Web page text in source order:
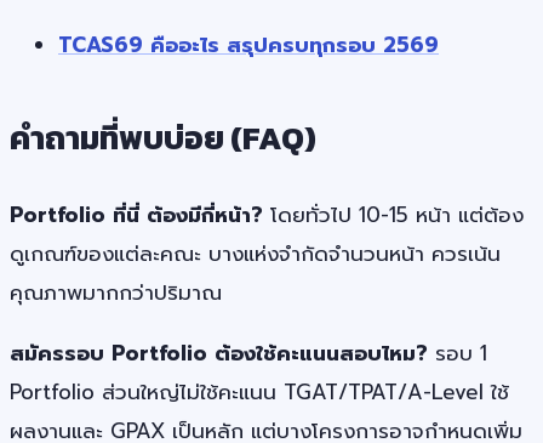
TCAS69 คืออะไร สรุปครบทุกรอบ 2569
คำถามที่พบบ่อย (FAQ)
Portfolio ที่นี่ ต้องมีกี่หน้า? โดยทั่วไป 10-15 หน้า แต่ต้อง
ดูเกณฑ์ของแต่ละคณะ บางแห่งจำกัดจำนวนหน้า ควรเน้น
คุณภาพมากกว่าปริมาณ
สมัครรอบ Portfolio ต้องใช้คะแนนสอบไหม? รอบ 1
Portfolio ส่วนใหญ่ไม่ใช้คะแนน TGAT/TPAT/A-Level ใช้
ผลงานและ GPAX เป็นหลัก แต่บางโครงการอาจกำหนดเพิ่ม